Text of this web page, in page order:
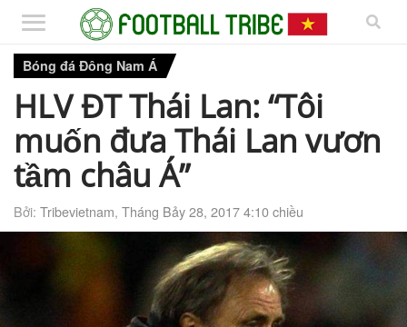
Bóng đá Đông Nam Á
HLV ĐT Thái Lan: “Tôi
muốn đưa Thái Lan vươn
tầm châu Á”
Bởi: Tribevietnam, Tháng Bảy 28, 2017 4:10 chiều